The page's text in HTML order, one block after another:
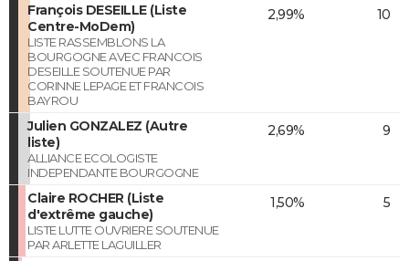
François DESEILLE (Liste
Centre-MoDem)
LISTE RASSEMBLONS LA
BOURGOGNE AVEC FRANCOIS
DESEILLE SOUTENUE PAR
CORINNE LEPAGE ET FRANCOIS
BAYROU
2,99% 10
Julien GONZALEZ (Autre
liste)
ALLIANCE ECOLOGISTE
INDEPENDANTE BOURGOGNE
2,69% 9
Claire ROCHER (Liste
d'extrême gauche)
LISTE LUTTE OUVRIERE SOUTENUE
PAR ARLETTE LAGUILLER
1,50% 5